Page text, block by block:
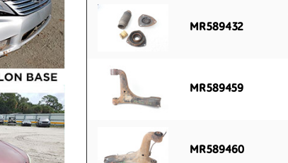
MR589432
MR589459
MR589460